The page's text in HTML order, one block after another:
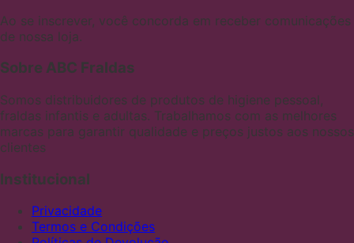
Ao se inscrever, você concorda em receber comunicações
de nossa loja.
Sobre ABC Fraldas
Somos distribuidores de produtos de higiene pessoal,
fraldas infantis e adultas. Trabalhamos com as melhores
marcas para garantir qualidade e preços justos aos nossos
clientes
Institucional
Privacidade
Termos e Condições